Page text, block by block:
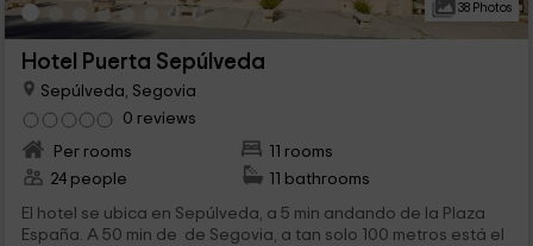
38 Photos
Hotel Puerta Sepúlveda
Sepúlveda, Segovia
0 reviews
Per rooms
11 rooms
24 people
11 bathrooms
El hotel se ubica en Sepúlveda, a 5 min andando de la Plaza
España. A 50 min de de Segovia, a tan solo 100 metros está el